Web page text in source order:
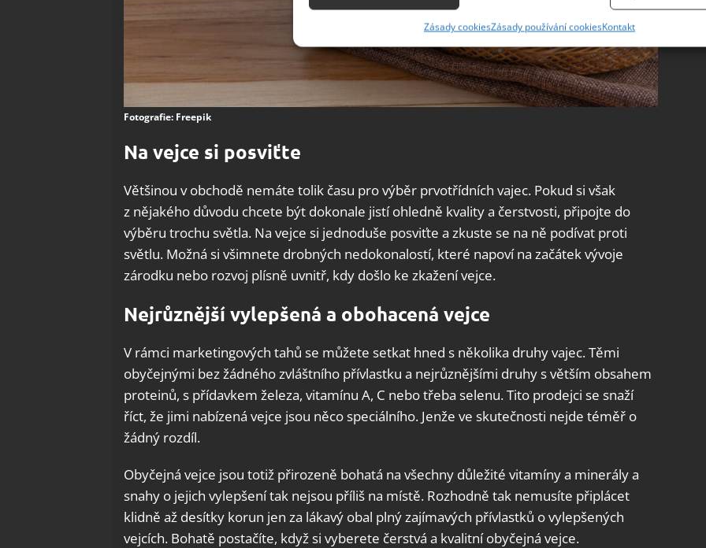
základě aktivně vyžádaných informací.
Zajištění bezpečnosti, předcházení a zjišťování podvodů a
odstraňování chyb, Poskytování a zobrazování reklamy a obsahu,
Zásady cookiesZásady používání cookiesKontakt
Fotografie: Freepik
Na vejce si posviťte
Většinou v obchodě nemáte tolik času pro výběr prvotřídních vajec. Pokud si však
z nějakého důvodu chcete být dokonale jistí ohledně kvality a čerstvosti, připojte do
výběru trochu světla. Na vejce si jednoduše posviťte a zkuste se na ně podívat proti
světlu. Možná si všimnete drobných nedokonalostí, které napoví na začátek vývoje
zárodku nebo rozvoj plísně uvnitř, kdy došlo ke zkažení vejce.
Nejrůznější vylepšená a obohacená vejce
V rámci marketingových tahů se můžete setkat hned s několika druhy vajec. Těmi
obyčejnými bez žádného zvláštního přívlastku a nejrůznějšími druhy s větším obsahem
proteinů, s přídavkem železa, vitamínu A, C nebo třeba selenu. Tito prodejci se snaží
říct, že jimi nabízená vejce jsou něco speciálního. Jenže ve skutečnosti nejde téměř o
žádný rozdíl.
Obyčejná vejce jsou totiž přirozeně bohatá na všechny důležité vitamíny a minerály a
snahy o jejich vylepšení tak nejsou příliš na místě. Rozhodně tak nemusíte připlácet
klidně až desítky korun jen za lákavý obal plný zajímavých přívlastků o vylepšených
vejcích. Bohatě postačíte, když si vyberete čerstvá a kvalitní obyčejná vejce.